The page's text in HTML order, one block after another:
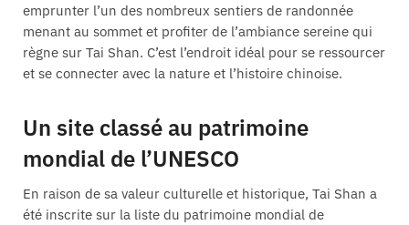
emprunter l’un des nombreux sentiers de randonnée
menant au sommet et profiter de l’ambiance sereine qui
règne sur Tai Shan. C’est l’endroit idéal pour se ressourcer
et se connecter avec la nature et l’histoire chinoise.
Un site classé au patrimoine
mondial de l’UNESCO
En raison de sa valeur culturelle et historique, Tai Shan a
été inscrite sur la liste du patrimoine mondial de